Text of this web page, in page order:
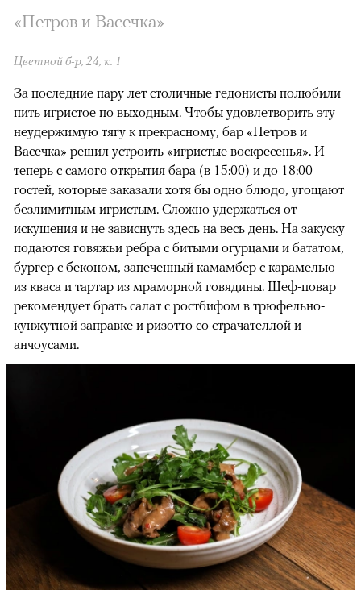
«Петров и Васечка»
Цветной б-р, 24, к. 1
За последние пару лет столичные гедонисты полюбили
пить игристое по выходным. Чтобы удовлетворить эту
неудержимую тягу к прекрасному, бар «Петров и
Васечка» решил устроить «игристые воскресенья». И
теперь с самого открытия бара (в 15:00) и до 18:00
гостей, которые заказали хотя бы одно блюдо, угощают
безлимитным игристым. Сложно удержаться от
искушения и не зависнуть здесь на весь день. На закуску
подаются говяжьи ребра с битыми огурцами и бататом,
бургер с беконом, запеченный камамбер с карамелью
из кваса и тартар из мраморной говядины. Шеф-повар
рекомендует брать салат с ростбифом в трюфельно-
кунжутной заправке и ризотто со страчателлой и
анчоусами.